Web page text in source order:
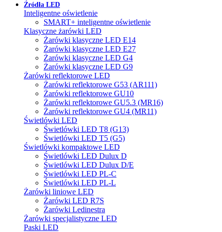
Źródła LED
Inteligentne oświetlenie
SMART+ inteligentne oświetlenie
Klasyczne żarówki LED
Żarówki klasyczne LED E14
Żarówki klasyczne LED E27
Żarówki klasyczne LED G4
Żarówki klasyczne LED G9
Żarówki reflektorowe LED
Żarówki reflektorowe G53 (AR111)
Żarówki reflektorowe GU10
Żarówki reflektorowe GU5.3 (MR16)
Żarówki reflektorowe GU4 (MR11)
Świetlówki LED
Świetlówki LED T8 (G13)
Świetlówki LED T5 (G5)
Świetlówki kompaktowe LED
Świetlówki LED Dulux D
Świetlówki LED Dulux D/E
Świetlówki LED PL-C
Świetlówki LED PL-L
Żarówki liniowe LED
Żarówki LED R7S
Żarówki Ledinestra
Żarówki specjalistyczne LED
Paski LED